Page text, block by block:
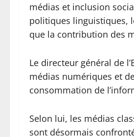
médias et inclusion
politiques linguistiques,
que la contribution des
Le directeur général de
médias numériques et
consommation de
Selon lui, les médias
sont désormais